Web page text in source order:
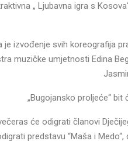
„ Ljubavna igra s
je izvođenje svih koreografija
muzičke umjetnosti Edina
„Bugojansko proljeće“
će odigrati članovi
predstavu “Maša i